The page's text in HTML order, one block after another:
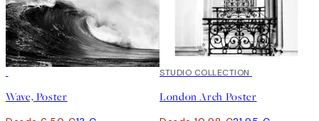
Wave, Poster
50%*
STUDIO COLLECTION
London Arch Poster